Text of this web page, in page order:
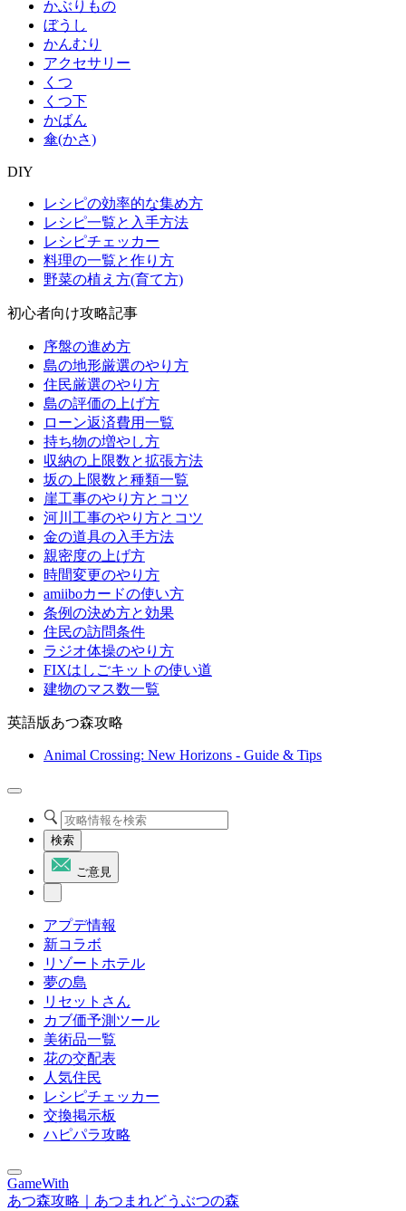
かぶりもの
ぼうし
かんむり
アクセサリー
くつ
くつ下
かばん
傘(かさ)
DIY
レシピの効率的な集め方
レシピ一覧と入手方法
レシピチェッカー
料理の一覧と作り方
野菜の植え方(育て方)
初心者向け攻略記事
序盤の進め方
島の地形厳選のやり方
住民厳選のやり方
島の評価の上げ方
ローン返済費用一覧
持ち物の増やし方
収納の上限数と拡張方法
坂の上限数と種類一覧
崖工事のやり方とコツ
河川工事のやり方とコツ
金の道具の入手方法
親密度の上げ方
時間変更のやり方
amiiboカードの使い方
条例の決め方と効果
住民の訪問条件
ラジオ体操のやり方
FIXはしごキットの使い道
建物のマス数一覧
英語版あつ森攻略
Animal Crossing: New Horizons - Guide & Tips
検索
ご意見
アプデ情報
新コラボ
リゾートホテル
夢の島
リセットさん
カブ価予測ツール
美術品一覧
花の交配表
人気住民
レシピチェッカー
交換掲示板
ハピパラ攻略
GameWith
あつ森攻略｜あつまれどうぶつの森